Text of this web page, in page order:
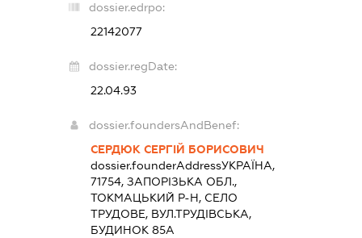
dossier.edrpo:
22142077
dossier.regDate:
22.04.93
dossier.foundersAndBenef:
СЕРДЮК СЕРГІЙ БОРИСОВИЧ
dossier.founderAddressУКРАЇНА,
71754, ЗАПОРІЗЬКА ОБЛ.,
ТОКМАЦЬКИЙ Р-Н, СЕЛО
ТРУДОВЕ, ВУЛ.ТРУДІВСЬКА,
БУДИНОК 85А